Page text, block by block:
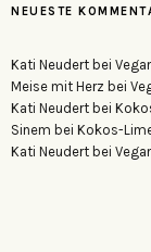
NEUESTE
Kati Neudert bei
Meise mit Herz bei
Kati Neudert bei
Sinem bei Kokos-
Kati Neudert bei